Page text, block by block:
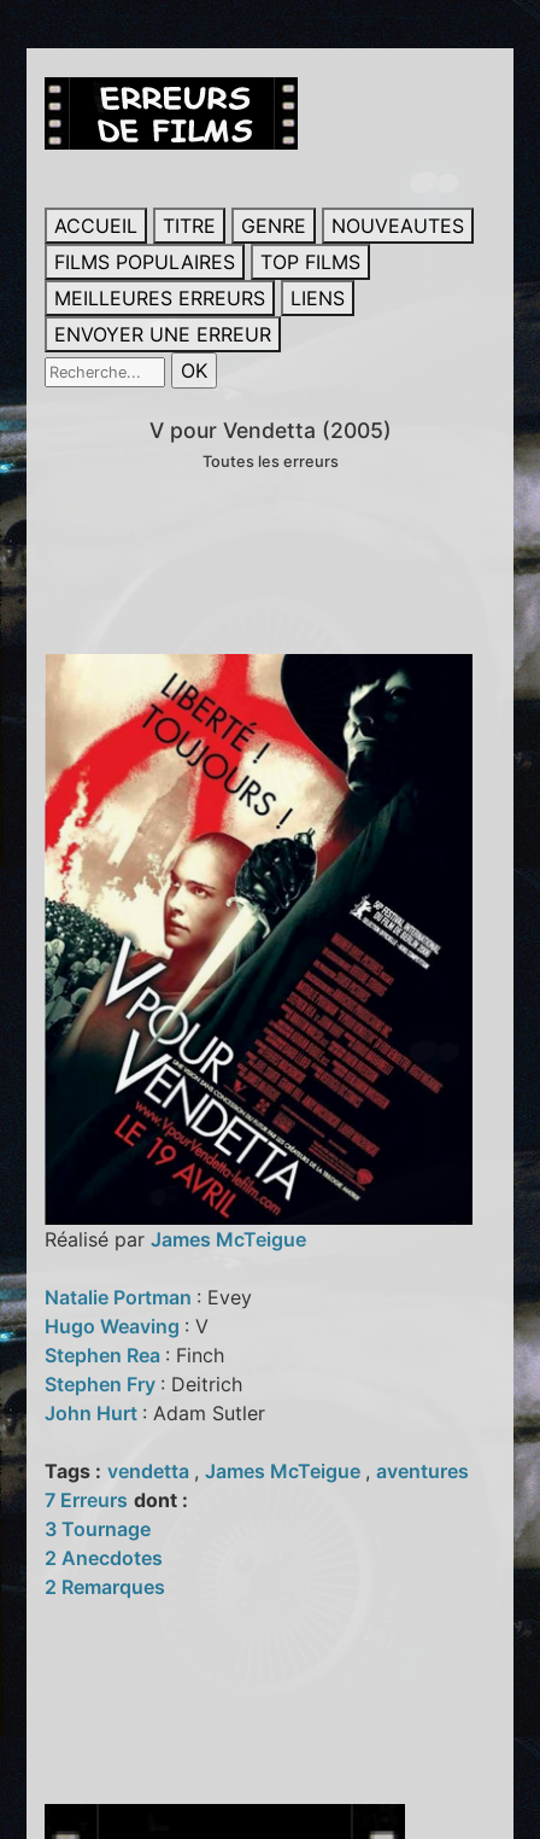
ACCUEIL TITRE GENRE
NOUVEAUTES
FILMS POPULAIRES
TOP FILMS
MEILLEURES ERREURS
LIENS
ENVOYER UNE ERREUR
V pour Vendetta (2005)
Toutes les erreurs
Réalisé parJames McTeigue
Natalie Portman : Evey
Hugo Weaving : V
Stephen Rea : Finch
Stephen Fry : Deitrich
John Hurt : Adam Sutler
Tags : vendetta ,James McTeigue ,aventures
7 Erreurs dont :
3 Tournage
2 Anecdotes
2 Remarques